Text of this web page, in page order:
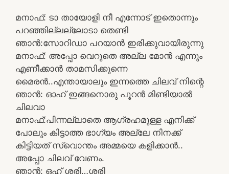
മനാഫ്: ടാ തായോളി നീ എന്നോട് ഇതൊന്നും
പറഞ്ഞില്ലല്ലോടാ തെണ്ടി
ഞാൻ:സോറിഡാ പറയാൻ ഇരിക്കുവായിരുന്നു
മനാഫ്: അപ്പോ വെറുതെ അല്ല മോൻ എന്നും
എണീക്കാൻ താമസിക്കുന്നെ
മൈരൻ..എന്തായാലും ഇന്നത്തെ ചിലവ് നിന്റെ
ഞാൻ: ഓഹ് ഇങ്ങനൊരു പൂറൻ മിണ്ടിയാൽ
ചിലവാ
മനാഫ്:പിന്നല്ലാതെ ആഗ്രഹമുള്ള എനിക്ക്
പോലും കിട്ടാത്ത ഭാഗ്യം അല്ലേ നിനക്ക്
കിട്ടിയത് സ്വൊന്തം അമ്മയെ കളിക്കാൻ..
അപ്പോ ചിലവ് വേണം.
ഞാൻ: ഒഹ് ശരി…ശരി